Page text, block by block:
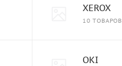
XEROX
10 ТОВАРОВ
OKI